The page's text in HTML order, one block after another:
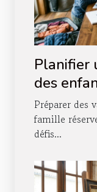
Planifier
des
astuces
Préparer des
famille
défis...